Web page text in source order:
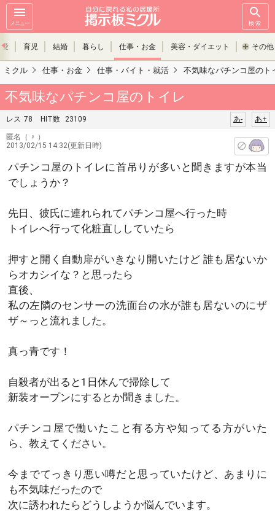
メニュー 検索
育児 結婚 暮らし 仕事・お金 美容・ダイエット その他
ミクル 仕事・お金 仕事・バイト・就活 不気味なパチンコ屋のト
不気味なパチンコ屋のトイレ
レス 78 HIT数 23109 あ+
あ-
匿名
（ ♀ ）
2013/02/15 14:32(更新日時)
パチンコ屋のトイレに首吊りが多いと聞きますが本当
でしょうか？
先日、彼氏に連れられてパチンコ屋へ行った時
トイレへ行って化粧直ししていたら
押すと開く自動扉がいきなり開いたけど 誰も居ないか
らオカシイな？と思ったら
直後、
私の左隣のセンサーの洗面台の水が誰も居ないのにザ
ザ～っと流れました。
真っ青です！
自殺者が出ると1日休んで掃除して
新装オープンにするとか聞きました。
パチンコ屋で働いたこと有る方や知ってる方がいた
ら、教えてください。
今までてっきり悪い噂だと思っていたけど、あまりに
も不気味だったので
次に誘われたらどうしようか悩んでいます。